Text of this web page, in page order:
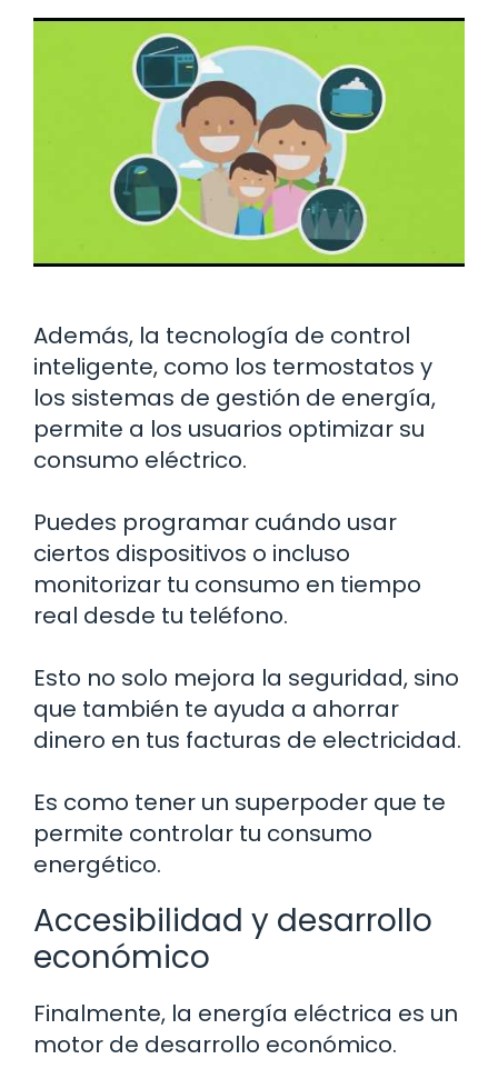
Además, la tecnología de control
inteligente, como los termostatos y
los sistemas de gestión de energía,
permite a los usuarios optimizar su
consumo eléctrico.
Puedes programar cuándo usar
ciertos dispositivos o incluso
monitorizar tu consumo en tiempo
real desde tu teléfono.
Esto no solo mejora la seguridad, sino
que también te ayuda a ahorrar
dinero en tus facturas de electricidad.
Es como tener un superpoder que te
permite controlar tu consumo
energético.
Accesibilidad y desarrollo
económico
Finalmente, la energía eléctrica es un
motor de desarrollo económico.